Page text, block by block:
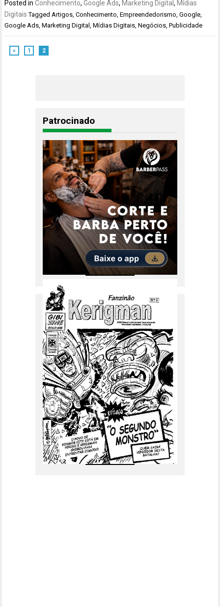
Posted inConhecimento,Google Ads, Marketing Digital, Mídias
Digitais Tagged Artigos ,Conhecimento ,Empreendedorismo ,Google
Google Ads ,Marketing Digital ,Mídias Digitais ,Negócios ,Publicidade
« 1 2
Patrocinado